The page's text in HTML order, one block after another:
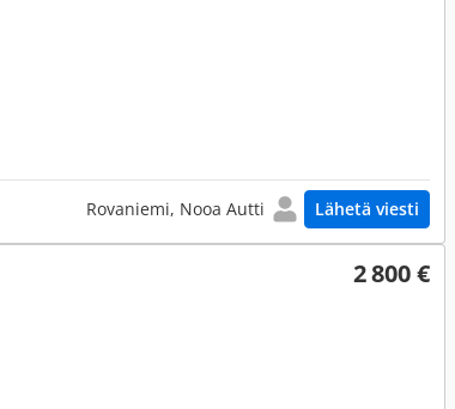
Rovaniemi, Nooa Autti Lähetä viesti
2 800 €